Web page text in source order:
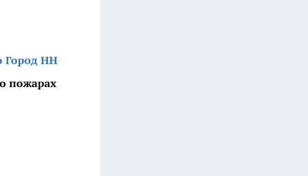
Город НН
пожарах